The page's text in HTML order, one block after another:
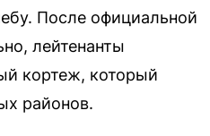
После официальной
лейтенанты
кортеж, который
районов.